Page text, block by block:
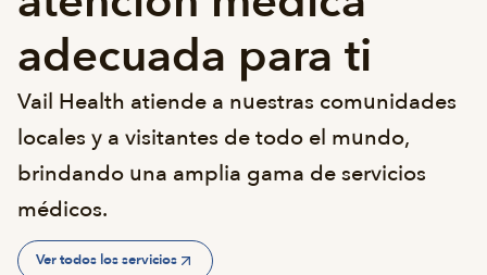
adecuada para ti
Vail Health atiende a nuestras comunidades
locales y a visitantes de todo el mundo,
brindando una amplia gama de servicios
médicos.
Ver todos los servicios